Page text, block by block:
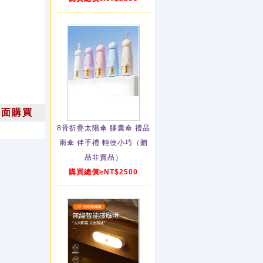
購買
8骨折疊太陽傘 膠囊傘 禮品
雨傘 伴手禮 輕便小巧（贈
品非賣品）
購買總價≥NT$2500